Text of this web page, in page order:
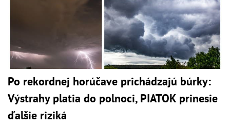
Po rekordnej horúčave prichádzajú búrky:
Výstrahy platia do polnoci, PIATOK prinesie
ďalšie riziká